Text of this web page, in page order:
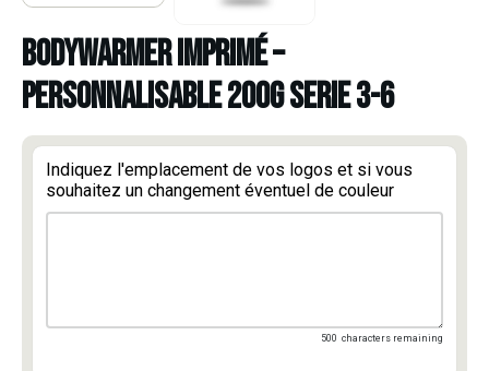
BODYWARMER IMPRIMÉ –
PERSONNALISABLE 200G SERIE 3-6
Indiquez l'emplacement de vos logos et si vous
souhaitez un changement éventuel de couleur
500 characters remaining